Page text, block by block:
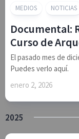
MEDIOS NOTICIAS
Documental:
Curso de
El pasado mes de
Puedes verlo aquí.
enero 2, 2026
2025